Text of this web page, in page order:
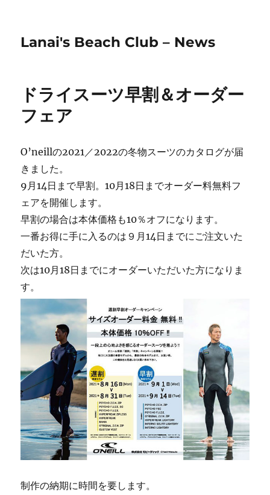
Lanai's Beach Club – News
ドライスーツ早割＆オーダー
フェア
O’neillの2021／2022の冬物スーツのカタログが届
きました。
9月14日まで早割。10月18日までオーダー料無料フ
ェアを開催します。
早割の場合は本体価格も10％オフになります。
一番お得に手に入るのは９月14日までにご注文いた
だいた方。
次は10月18日までにオーダーいただいた方になりま
す。
制作の納期に時間を要します。